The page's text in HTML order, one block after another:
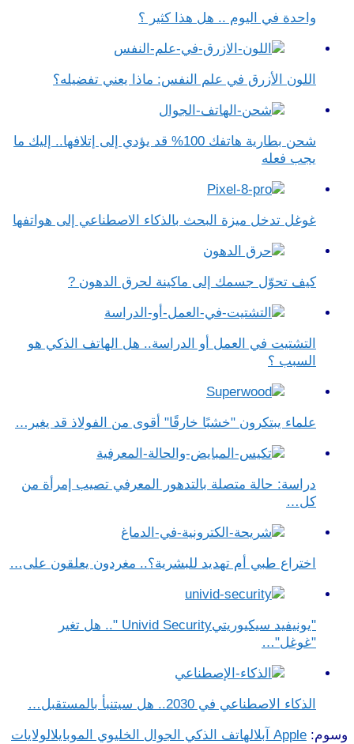
واحدة في اليوم .. هل هذا كثير ؟
اللون الأزرق في علم النفس​: ماذا يعني تفضيله؟
شحن بطارية هاتفك 100% قد يؤدي إلى إتلافها.. إليك ما
يجب فعله
غوغل تدخل ميزة البحث بالذكاء الاصطناعي إلى هواتفها
كيف تحوّل جسمك إلى ماكينة لحرق الدهون ?
التشتيت في العمل أو الدراسة.. هل الهاتف الذكي هو
السبب ؟
علماء يبتكرون "خشبًا خارقًا" أقوى من الفولاذ قد يغير…
دراسة: حالة متصلة بالتدهور المعرفي تصيب إمرأة من
كل…
اختراع طبي أم تهديد للبشرية؟.. مغردون يعلقون على…
"يونيفيد سيكيوريتيUnivid Security ".. هل تغير
"غوغل"…
الذكاء الاصطناعي في 2030.. هل سيتنبأ بالمستقبل…
وسوم: Apple آبل الهاتف الذكي الجوال الخليوي الموبايلالولايات